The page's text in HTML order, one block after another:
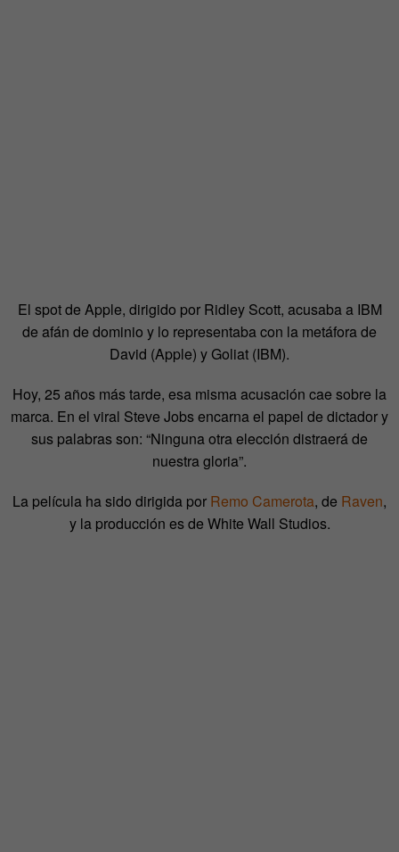
El spot de Apple, dirigido por Ridley Scott, acusaba a IBM
de afán de dominio y lo representaba con la metáfora de
David (Apple) y Goliat (IBM).
Hoy, 25 años más tarde, esa misma acusación cae sobre la
marca. En el viral Steve Jobs encarna el papel de dictador y
sus palabras son: “Ninguna otra elección distraerá de
nuestra gloria”.
La película ha sido dirigida por Remo Camerota, de Raven,
y la producción es de White Wall Studios.